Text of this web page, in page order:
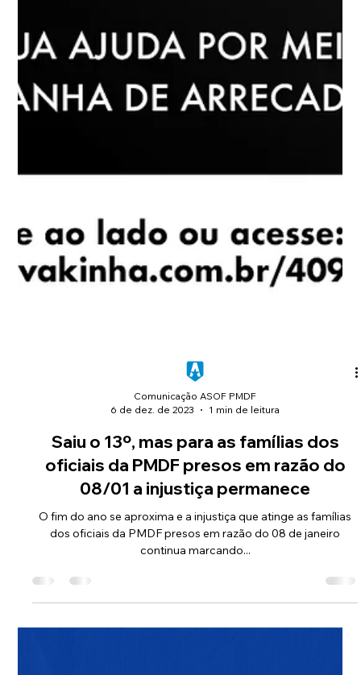
6 de dez. de 2023
1 min de leitura
Saiu o 13º, mas para as famílias dos
oficiais da PMDF presos em razão do
08/01 a injustiça permanece
O fim do ano se aproxima e a injustiça que atinge as famílias